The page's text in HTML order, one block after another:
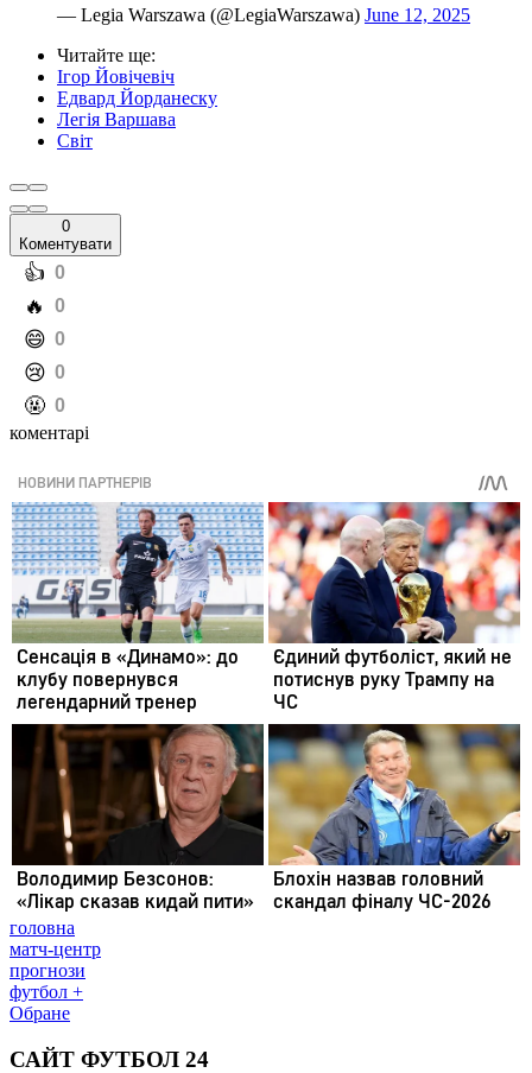
— Legia Warszawa (@LegiaWarszawa) June 12, 2025
Читайте ще:
Ігор Йовічевіч
Едвард Йорданеску
Легія Варшава
Світ
0
Коментувати
️👍 0
️🔥 0
️😄 0
️😢 0
️🤬 0
коментарі
головна
матч-центр
прогнози
футбол +
Обране
САЙТ ФУТБОЛ 24